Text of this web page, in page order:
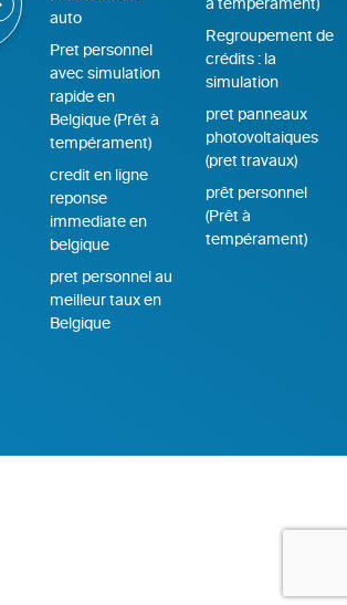
auto
Pret personnel
avec simulation
rapide en
Belgique (Prêt à
tempérament)
credit en ligne
reponse
immediate en
belgique
pret personnel au
meilleur taux en
Belgique
Regroupement de
crédits : la
simulation
pret panneaux
photovoltaiques
(pret travaux)
prêt personnel
(Prêt à
tempérament)